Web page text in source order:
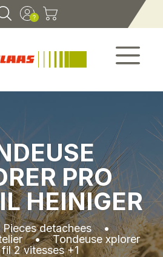
PRO
HEINIGER
Pieces detachees•
•Tondeuse xplorer
2 vitesses +1